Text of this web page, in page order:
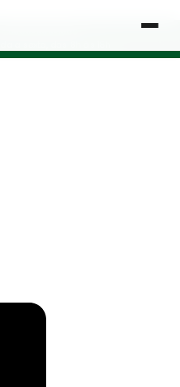
a sexta, das 8h às 18h